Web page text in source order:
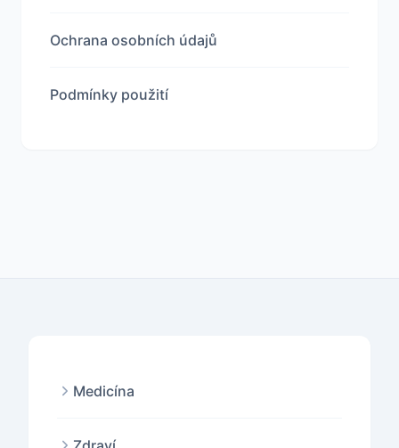
Ochrana osobních údajů
Podmínky použití
Medicína